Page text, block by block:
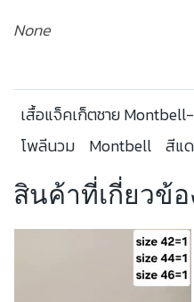
None
เสื้อแจ็คเก็ตชาย
โพลีนวม
Montbell สีแ
สินค้าที่เกี่ยวข้อ